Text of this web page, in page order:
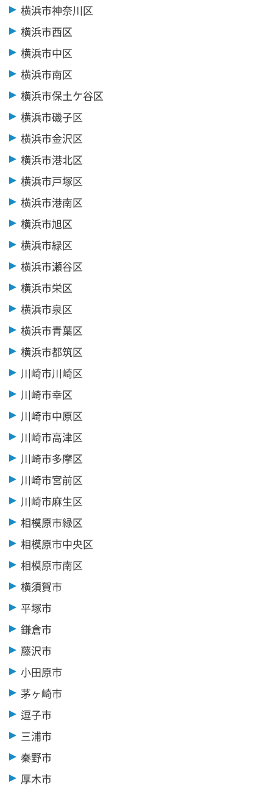
横浜市神奈川区
横浜市西区
横浜市中区
横浜市南区
横浜市保土ケ谷区
横浜市磯子区
横浜市金沢区
横浜市港北区
横浜市戸塚区
横浜市港南区
横浜市旭区
横浜市緑区
横浜市瀬谷区
横浜市栄区
横浜市泉区
横浜市青葉区
横浜市都筑区
川崎市川崎区
川崎市幸区
川崎市中原区
川崎市高津区
川崎市多摩区
川崎市宮前区
川崎市麻生区
相模原市緑区
相模原市中央区
相模原市南区
横須賀市
平塚市
鎌倉市
藤沢市
小田原市
茅ヶ崎市
逗子市
三浦市
秦野市
厚木市